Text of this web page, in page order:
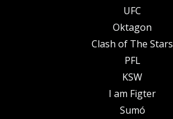
UFC
Oktagon
Clash of The Stars
PFL
KSW
I am Figter
Sumó